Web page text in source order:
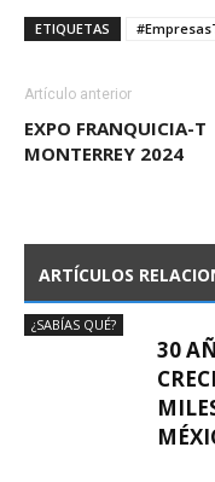
ETIQUETAS
Artículo anterior
EXPO FRANQUICIA-T
MONTERREY 2024
ARTÍCULOS
¿SABÍAS QUÉ?
30